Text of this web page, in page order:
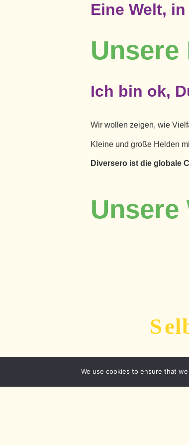
Eine Welt,
Unsere
Ich bin ok,
Wir wollen zeigen, wie
Kleine und große Helden
Diversero ist die globale
Unsere
We use cookies to ensure that